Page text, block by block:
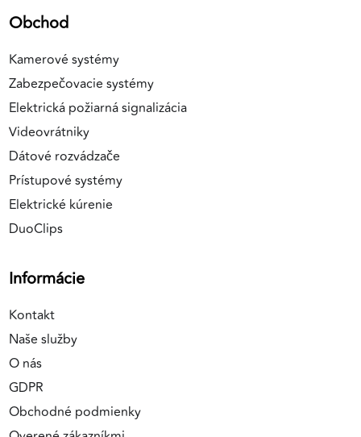
Obchod
Kamerové systémy
Zabezpečovacie systémy
Elektrická požiarná signalizácia
Videovrátniky
Dátové rozvádzače
Prístupové systémy
Elektrické kúrenie
DuoClips
Informácie
Kontakt
Naše služby
O nás
GDPR
Obchodné podmienky